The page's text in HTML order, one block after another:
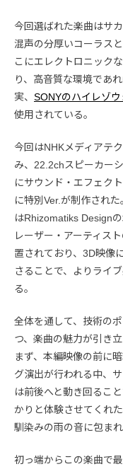
今回選ばれた楽曲はサ
混声の分厚いコーラス
こにエレクトロニック
り、高音質な環境であ
実、 SONYのハイレゾ
使用されている。
今回はNHKメディアテ
み、22.2chスピーカー
にサウンド・エフェク
に特別Ver.が制作され
はRhizomatiks Design
レーザー・アーティス
置されており、3D映像
さることで、よりライ
る。
全体を通して、技術の
つ、楽曲の魅力が引き
まず、本編映像の前に
グ演出が行われる中、
は前後へと動き回るこ
かりと体験させてくれ
馴染みの雨の音に包ま
初っ端からこの楽曲で